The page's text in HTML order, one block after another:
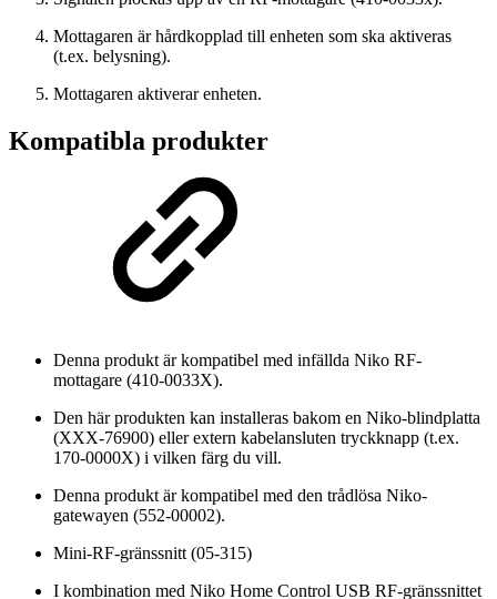
Mottagaren är hårdkopplad till enheten som ska aktiveras
(t.ex. belysning).
Mottagaren aktiverar enheten.
Kompatibla produkter
Denna produkt är kompatibel med infällda Niko RF-
mottagare (410-0033X).
Den här produkten kan installeras bakom en Niko-blindplatta
(XXX-76900) eller extern kabelansluten tryckknapp (t.ex.
170-0000X) i vilken färg du vill.
Denna produkt är kompatibel med den trådlösa Niko-
gatewayen (552-00002).
Mini-RF-gränssnitt (05-315)
I kombination med Niko Home Control USB RF-gränssnittet